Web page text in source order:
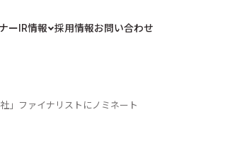
ーIR情報 採用情報お問い合わせ
」ファイナリストにノミネート